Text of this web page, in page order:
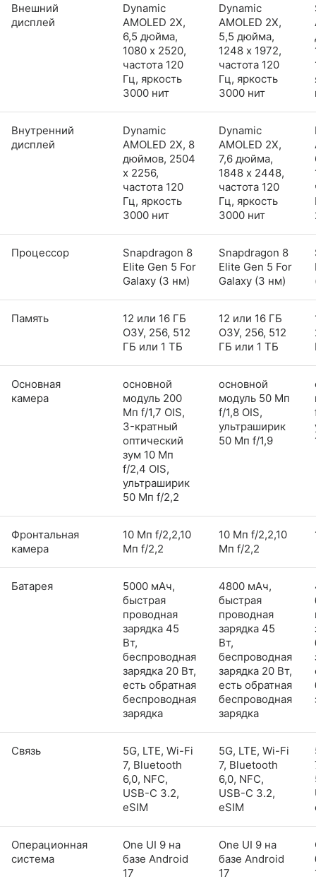
Внешний
дисплей
Dynamic
AMOLED 2X,
6,5 дюйма,
1080 x 2520,
частота 120
Гц, яркость
3000 нит
Dynamic
AMOLED 2X,
5,5 дюйма,
1248 x 1972,
частота 120
Гц, яркость
3000 нит
Внутренний
дисплей
Dynamic
AMOLED 2X, 8
дюймов, 2504
x 2256,
частота 120
Гц, яркость
3000 нит
Dynamic
AMOLED 2X,
7,6 дюйма,
1848 x 2448,
частота 120
Гц, яркость
3000 нит
Процессор
Snapdragon 8
Elite Gen 5 For
Galaxy (3 нм)
Snapdragon 8
Elite Gen 5 For
Galaxy (3 нм)
Память
12 или 16 ГБ
ОЗУ, 256, 512
ГБ или 1 ТБ
12 или 16 ГБ
ОЗУ, 256, 512
ГБ или 1 ТБ
Основная
камера
основной
модуль 200
Мп f/1,7 OIS,
3-кратный
оптический
зум 10 Мп
f/2,4 OIS,
ультраширик
50 Мп f/2,2
основной
модуль 50 Мп
f/1,8 OIS,
ультраширик
50 Мп f/1,9
Фронтальная
камера
10 Мп f/2,2,10
Мп f/2,2
10 Мп f/2,2,10
Мп f/2,2
Батарея
5000 мАч,
быстрая
проводная
зарядка 45
Вт,
беспроводная
зарядка 20 Вт,
есть обратная
беспроводная
зарядка
4800 мАч,
быстрая
проводная
зарядка 45
Вт,
беспроводная
зарядка 20 Вт,
есть обратная
беспроводная
зарядка
Связь
5G, LTE, Wi-Fi
7, Bluetooth
6,0, NFC,
USB-C 3.2,
eSIM
5G, LTE, Wi-Fi
7, Bluetooth
6,0, NFC,
USB-C 3.2,
eSIM
Операционная
система
One UI 9 на
базе Android
17
One UI 9 на
базе Android
17